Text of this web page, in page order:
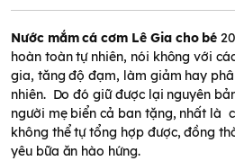
Nước mắm cá cơm Lê Gia cho bé
hoàn toàn tự nhiên, nói không với
gia, tăng độ đạm, làm giảm hay
nhiên. Do đó giữ được lại nguyên
người mẹ biển cả ban tặng, nhất là
không thể tự tổng hợp được, đồng
yêu bữa ăn hào hứng.